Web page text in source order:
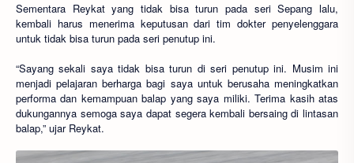
Sementara Reykat yang tidak bisa turun pada seri Sepang lalu,
kembali harus menerima keputusan dari tim dokter penyelenggara
untuk tidak bisa turun pada seri penutup ini.
“Sayang sekali saya tidak bisa turun di seri penutup ini. Musim ini
menjadi pelajaran berharga bagi saya untuk berusaha meningkatkan
performa dan kemampuan balap yang saya miliki. Terima kasih atas
dukungannya semoga saya dapat segera kembali bersaing di lintasan
balap,” ujar Reykat.